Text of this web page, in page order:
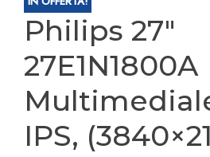
Philips 27″
27E1N1800A
IPS,